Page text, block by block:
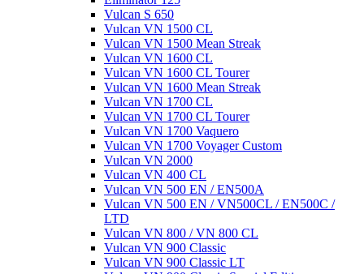
Vulcan S 650
Vulcan VN 1500 CL
Vulcan VN 1500 Mean Streak
Vulcan VN 1600 CL
Vulcan VN 1600 CL Tourer
Vulcan VN 1600 Mean Streak
Vulcan VN 1700 CL
Vulcan VN 1700 CL Tourer
Vulcan VN 1700 Vaquero
Vulcan VN 1700 Voyager Custom
Vulcan VN 2000
Vulcan VN 400 CL
Vulcan VN 500 EN / EN500A
Vulcan VN 500 EN / VN500CL / EN500C /
LTD
Vulcan VN 800 / VN 800 CL
Vulcan VN 900 Classic
Vulcan VN 900 Classic LT